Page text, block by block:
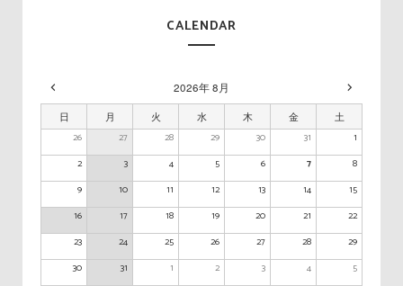
CALENDAR
2026年 8月
日
月 火 水 木 金 土
26 27 28 29 30 31
1
2
3 4 5 6 7
8
9
10 11 12 13 14
15
16
17 18 19 20 21
22
23
24 25 26 27 28
29
30
31 1 2 3 4 5